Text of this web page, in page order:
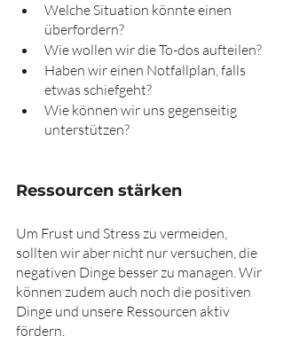
Welche Situation könnte einen
überfordern?
Wie wollen wir die To-dos aufteilen?
Haben wir einen Notfallplan, falls
etwas schiefgeht?
Wie können wir uns gegenseitig
unterstützen?
Ressourcen stärken
Um Frust und Stress zu vermeiden,
sollten wir aber nicht nur versuchen, die
negativen Dinge besser zu managen. Wir
können zudem auch noch die positiven
Dinge und unsere Ressourcen aktiv
fördern.